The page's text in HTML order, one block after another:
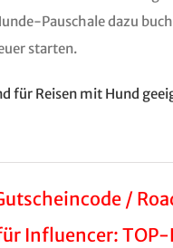
Pauschale dazu
starten.
für Reisen mit Hund
/
Influencer: TOP-